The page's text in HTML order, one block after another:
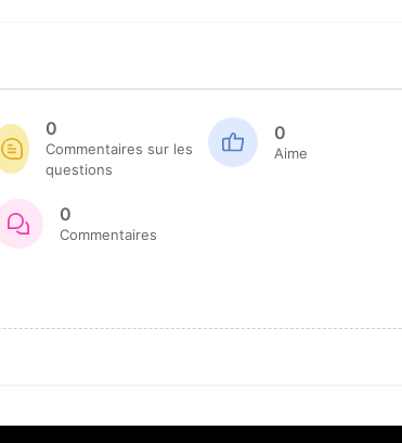
0
Commentaires sur les
questions
0
Aime
0
Commentaires